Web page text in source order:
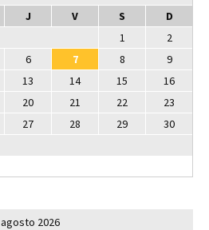
J V S
D
1
2
6 7 8
9
13 14 15
16
20 21 22
23
27 28 29
30
agosto 2026